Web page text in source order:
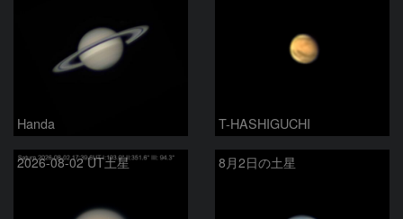
Handa T-HASHIGUCHI
2026-08-02 UT土星 8月2日の土星